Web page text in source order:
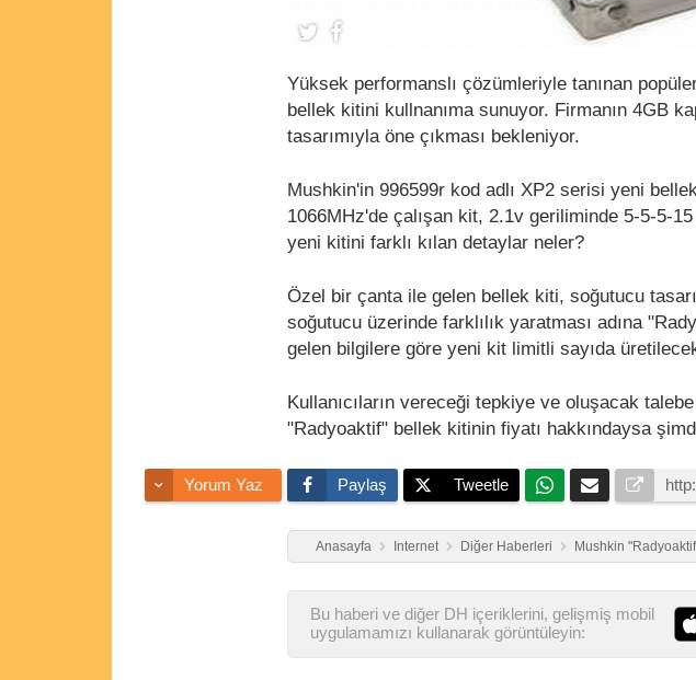
Yüksek performanslı çözümleriyle tanınan
bellek kitini kullnanıma sunuyor. Firmanın 4GB
tasarımıyla öne çıkması bekleniyor.
Mushkin'in 996599r kod adlı XP2 serisi yeni
1066MHz'de çalışan kit, 2.1v geriliminde 5-5-5-
yeni kitini farklı kılan detaylar neler?
Özel bir çanta ile gelen bellek kiti, soğutucu
soğutucu üzerinde farklılık yaratması adına
gelen bilgilere göre yeni kit limitli sayıda
Kullanıcıların vereceği tepkiye ve oluşacak
"Radyoaktif" bellek kitinin fiyatı hakkındaysa
Yorum Yaz Paylaş Tweetle
Anasayfa Internet Diğer Haberleri Mushkin
Bu haberi ve diğer DH içeriklerini, gelişmiş mobil
uygulamamızı kullanarak görüntüleyin: